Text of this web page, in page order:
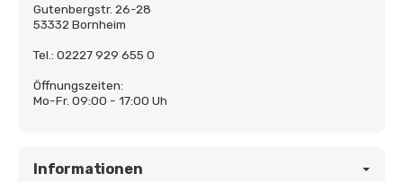
Gutenbergstr. 26-28
53332 Bornheim
Tel.: 02227 929 655 0
Öffnungszeiten:
Mo-Fr. 09:00 - 17:00 Uh
Informationen